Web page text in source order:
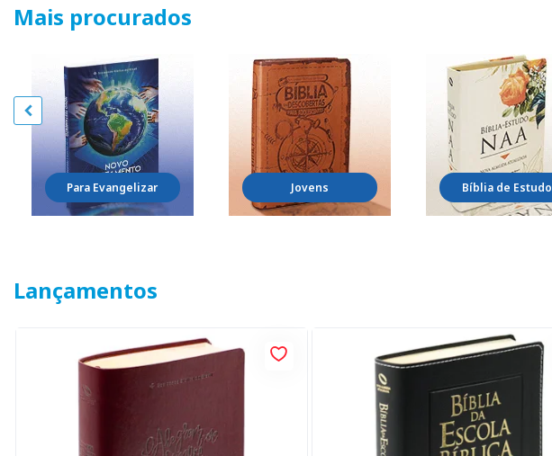
Mais procurados
Para Evangelizar Jovens Bíblia de Estudo
Lançamentos